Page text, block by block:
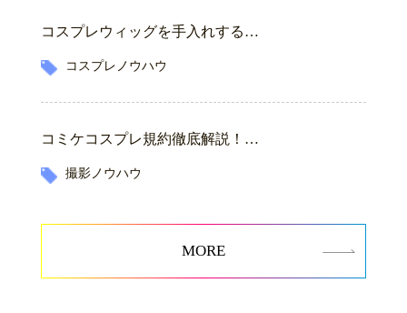
コスプレウィッグを手入れする…
コスプレノウハウ
コミケコスプレ規約徹底解説！…
撮影ノウハウ
MORE